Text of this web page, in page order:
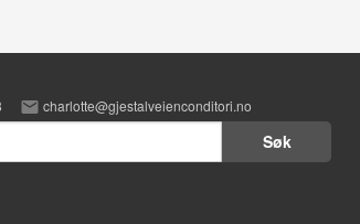
charlotte@gjestalveienconditori.no
Søk